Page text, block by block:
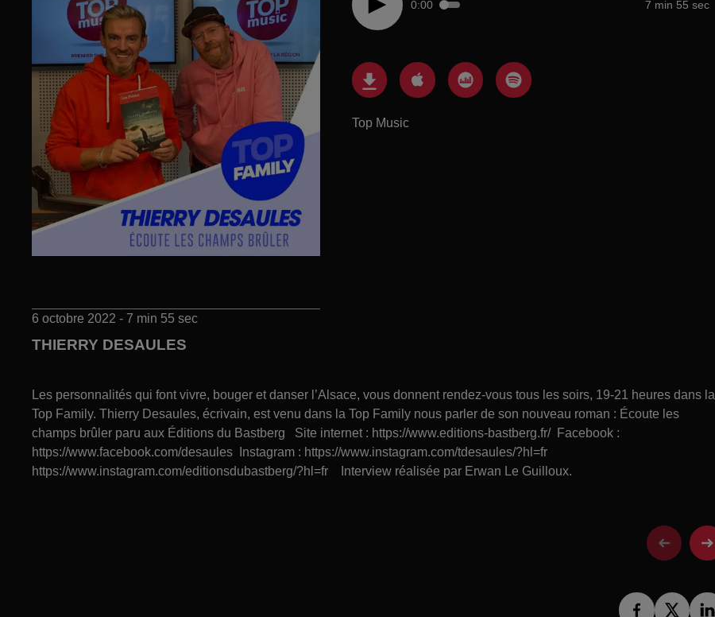
0:00 7 min 55 sec
Top Music
6 octobre 2022 - 7 min 55 sec
THIERRY DESAULES
Les personnalités qui font vivre, bouger et danser l’Alsace, vous donnent rendez-vous tous les soirs, 19-21 heures dans la
Top Family. Thierry Desaules, écrivain, est venu dans la Top Family nous parler de son nouveau roman : Écoute les
champs brûler paru aux Éditions du Bastberg Site internet : https://www.editions-bastberg.fr/ Facebook :
https://www.facebook.com/desaules Instagram : https://www.instagram.com/tdesaules/?hl=fr
https://www.instagram.com/editionsdubastberg/?hl=fr Interview réalisée par Erwan Le Guilloux.